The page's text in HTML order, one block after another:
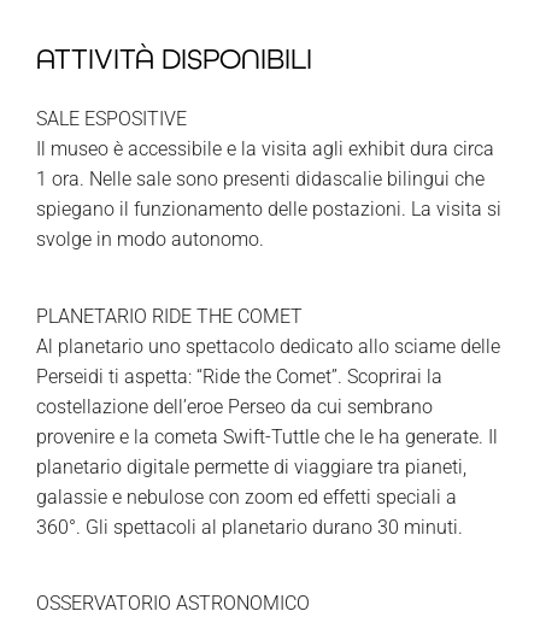
ATTIVITÀ DISPONIBILI
SALE ESPOSITIVE
Il museo è accessibile e la visita agli exhibit dura circa
1 ora. Nelle sale sono presenti didascalie bilingui che
spiegano il funzionamento delle postazioni. La visita si
svolge in modo autonomo.
PLANETARIO RIDE THE COMET
Al planetario uno spettacolo dedicato allo sciame delle
Perseidi ti aspetta: “Ride the Comet”. Scoprirai la
costellazione dell’eroe Perseo da cui sembrano
provenire e la cometa Swift-Tuttle che le ha generate. Il
planetario digitale permette di viaggiare tra pianeti,
galassie e nebulose con zoom ed effetti speciali a
360°. Gli spettacoli al planetario durano 30 minuti.
OSSERVATORIO ASTRONOMICO